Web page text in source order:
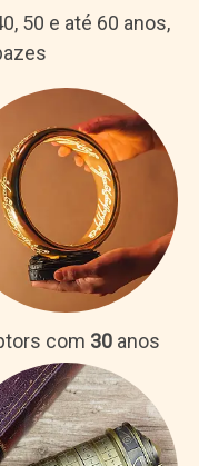
50 e até 60 anos,
com 30 anos